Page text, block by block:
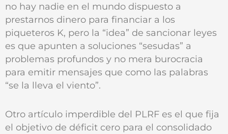
no hay nadie en el mundo dispuesto a
prestarnos dinero para financiar a los
piqueteros K, pero la “idea” de sancionar leyes
es que apunten a soluciones “sesudas” a
problemas profundos y no mera burocracia
para emitir mensajes que como las palabras
“se la lleva el viento”.
Otro artículo imperdible del PLRF es el que fija
el objetivo de déficit cero para el consolidado